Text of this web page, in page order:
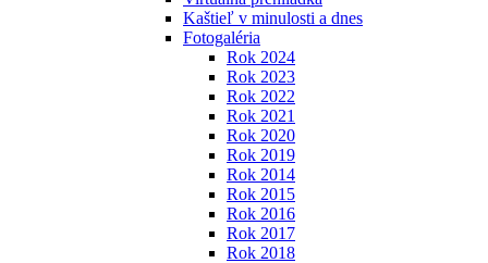
Kaštieľ v minulosti a dnes
Fotogaléria
Rok 2024
Rok 2023
Rok 2022
Rok 2021
Rok 2020
Rok 2019
Rok 2014
Rok 2015
Rok 2016
Rok 2017
Rok 2018